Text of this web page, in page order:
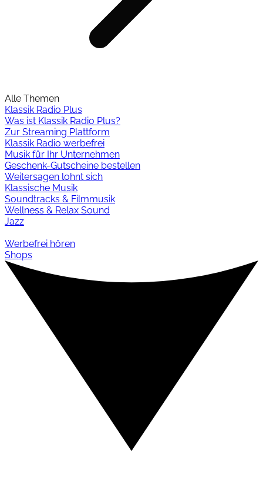
Alle Themen
Klassik Radio Plus
Was ist Klassik Radio Plus?
Zur Streaming Plattform
Klassik Radio werbefrei
Musik für Ihr Unternehmen
Geschenk-Gutscheine bestellen
Weitersagen lohnt sich
Klassische Musik
Soundtracks & Filmmusik
Wellness & Relax Sound
Jazz
Werbefrei hören
Shops